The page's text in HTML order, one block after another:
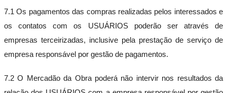
7.1 Os pagamentos das compras realizadas pelos interessados e
os contatos com os USUÁRIOS poderão ser através de
empresas terceirizadas, inclusive pela prestação de serviço de
empresa responsável por gestão de pagamentos.
7.2 O Mercadão da Obra poderá não intervir nos resultados da